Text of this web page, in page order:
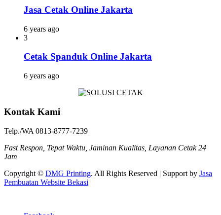
Jasa Cetak Online Jakarta
6 years ago
3
Cetak Spanduk Online Jakarta
6 years ago
Kontak Kami
Telp./WA 0813-8777-7239
Fast Respon, Tepat Waktu, Jaminan Kualitas, Layanan Cetak 24
Jam
Copyright © DMG Printing. All Rights Reserved | Support by Jasa
Pembuatan Website Bekasi